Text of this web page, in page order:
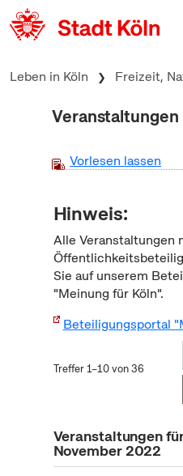
zum Inhalt springen
Leben in Köln Freizeit,
Veranstaltungen
Vorlesen lassen
Hinweis:
Alle Veranstaltungen
Sie auf unserem
"Meinung für Köln".
Beteiligungsportal
Treffer 1–10 von 36
Veranstaltungen
November 2022